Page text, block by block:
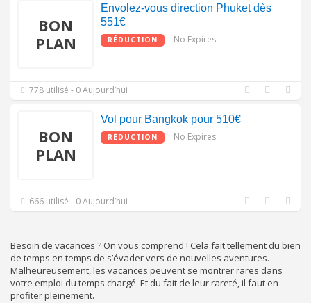
BON
PLAN
Envolez-vous direction Phuket dès
551€
RÉDUCTION No Expires
778 utilisé - 0 Aujourd’hui
BON
PLAN
Vol pour Bangkok pour 510€
RÉDUCTION No Expires
666 utilisé - 0 Aujourd’hui
Besoin de vacances ? On vous comprend ! Cela fait tellement du bien
de temps en temps de s’évader vers de nouvelles aventures.
Malheureusement, les vacances peuvent se montrer rares dans
votre emploi du temps chargé. Et du fait de leur rareté, il faut en
profiter pleinement.